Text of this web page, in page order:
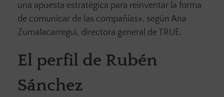
una apuesta estratégica para reinventar la forma
de comunicar de las compañías», según Ana
Zumalacarregui, directora general de TRUE.
El perfil de Rubén
Sánchez